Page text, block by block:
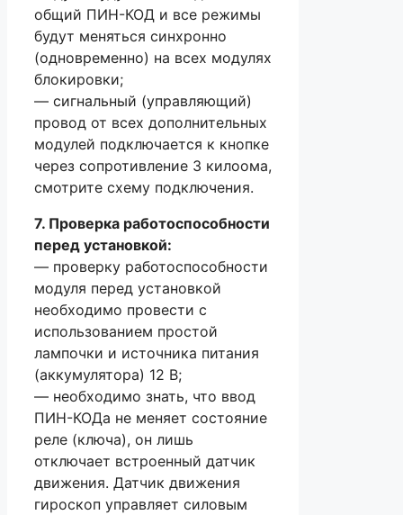
общий ПИН-КОД и все режимы
будут меняться синхронно
(одновременно) на всех модулях
блокировки;
— сигнальный (управляющий)
провод от всех дополнительных
модулей подключается к кнопке
через сопротивление 3 килоома,
смотрите схему подключения.
7. Проверка работоспособности
перед установкой:
— проверку работоспособности
модуля перед установкой
необходимо провести с
использованием простой
лампочки и источника питания
(аккумулятора) 12 В;
— необходимо знать, что ввод
ПИН-КОДа не меняет состояние
реле (ключа), он лишь
отключает встроенный датчик
движения. Датчик движения
гироскоп управляет силовым